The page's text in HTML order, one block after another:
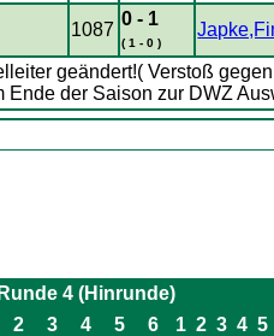
1087
0 - 1
( 1 - 0 )
geändert!( Verstoß
der Saison zur DWZ
4 (Hinrunde)
2 3 4 5 6 1 2 3 4 5